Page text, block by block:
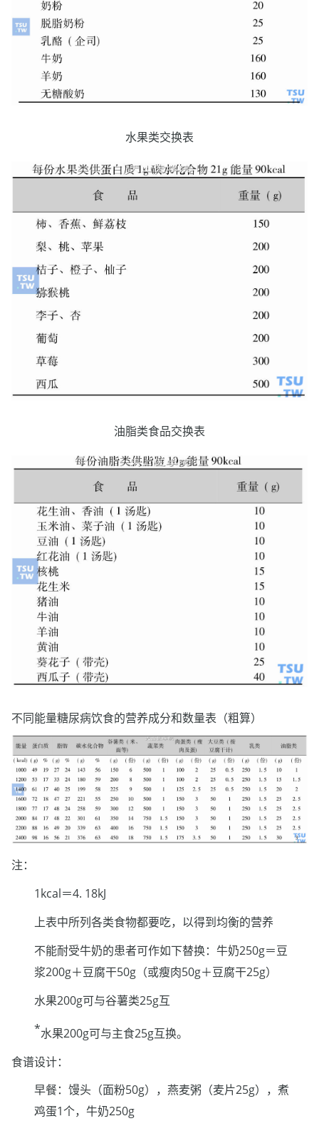
水果类交换表
油脂类食品交换表
不同能量糖尿病饮食的营养成分和数量表（粗算）
注：
1kcal＝4. 18kJ
上表中所列各类食物都要吃，以得到均衡的营养
不能耐受牛奶的患者可作如下替换：牛奶250g＝豆
浆200g＋豆腐干50g（或瘦肉50g＋豆腐干25g）
水果200g可与谷薯类25g互
*水果200g可与主食25g互换。
食谱设计：
早餐：馒头（面粉50g），燕麦粥（麦片25g），煮
鸡蛋1个，牛奶250g